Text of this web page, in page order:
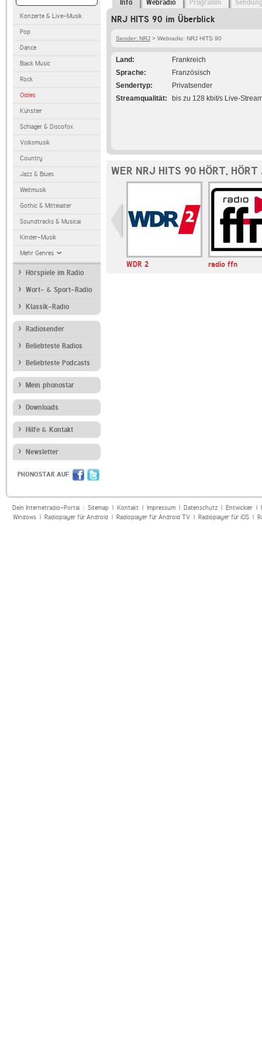
Konzerte & Live-Musik
Pop
Dance
Black Music
Rock
Oldies
Künstler
Schlager & Discofox
Volksmusik
Country
Jazz & Blues
Weltmusik
Gothic & Mittelalter
Soundtracks & Musical
Kinder-Musik
Mehr Genres
Hörspiele im Radio
Wort- & Sport-Radio
Klassik-Radio
Radiosender
Beliebteste Radios
Beliebteste Podcasts
Mein phonostar
Downloads
Hilfe & Kontakt
Newsletter
PHONOSTAR AUF
Info Webradio Programm
NRJ HITS 90 im Überblick
Sender: NRJ > Webradio: NRJ HITS 90
Land
Frankreich
Sprache
Französisch
Sendertyp
Privatsender
Streamqualität
bis zu 128 kbit/s Live-
WER NRJ HITS 90 HÖRT, HÖRT
WDR 2 radio ffn
Dein Internetradio-Portal : Sitemap| Kontakt| Impressum| Datenschutz| Entwickler|
Windows| Radioplayer für Android| Radioplayer für Android TV| Radioplayer für iOS|